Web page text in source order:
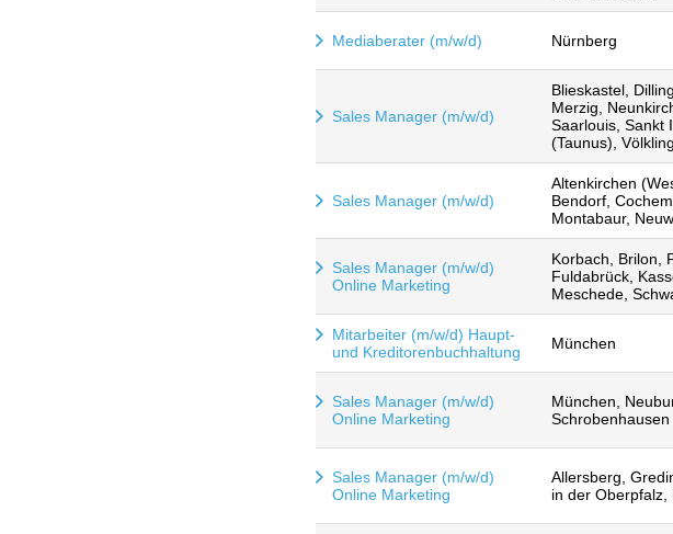
Mediaberater (m/w/d) Nürnberg
Sales Manager (m/w/d)
Blieskastel,
Merzig,
Saarlouis, Sankt
(Taunus),
Sales Manager (m/w/d)
Altenkirchen
Bendorf,
Montabaur,
Sales Manager (m/w/d)
Online Marketing
Korbach, Brilon,
Fuldabrück,
Meschede,
Mitarbeiter (m/w/d) Haupt-
und Kreditorenbuchhaltung
München
Sales Manager (m/w/d)
Online Marketing
München,
Schrobenhausen
Sales Manager (m/w/d)
Online Marketing
Allersberg,
in der Oberpfalz,